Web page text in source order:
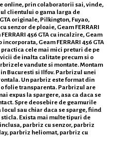
online, prin colaboratorii sai, vinde,
clientului o gama larga de
originale, Pilkington, Fuyao,
senzor de ploaie, Geam FERRARI
456 GTA cu incalzire, Geam
incorporata, Geam FERRARI 456 GTA
cele mai mici preturi de pe
de inalta calitate precum si o
vandute si montate. Montam
Bucuresti si Ilfov. Parbrizul unei
Un parbriz este format din
folie transparenta. Parbrizul are
expus la spargere, asa ca daca se
Spre deosebire de geamurile
sau chiar daca se sparge, fiind
Exista mai multe tipuri de
parbriz cu senzor, parbriz
parbriz heliomat, parbriz cu